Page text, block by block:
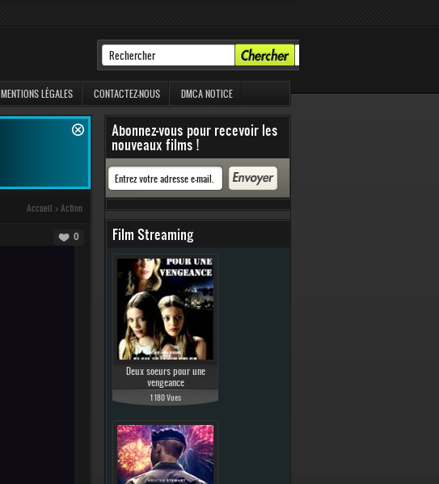
MENTIONS LÉGALES CONTACTEZ-NOUS DMCA NOTICE
Accueil > Action
0
Abonnez-vous pour recevoir les
nouveaux films !
Film Streaming
Deux soeurs pour une
vengeance
1 180 Vues